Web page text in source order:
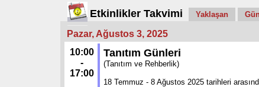
Etkinlikler Takvimi Yaklaşan
Pazar, Ağustos 3, 2025
10:00
-
17:00
Tanıtım Günleri
(Tanıtım ve Rehberlik)
18 Temmuz - 8 Ağustos 2025 tarihleri